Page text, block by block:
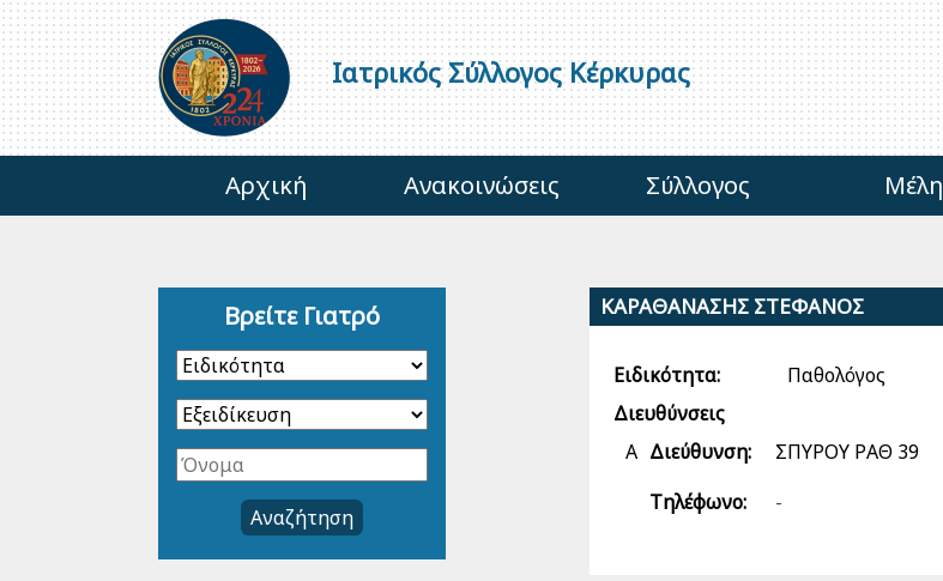
Ιατρικός Σύλλογος Κέρκυρας
Αρχική Ανακοινώσεις Σύλλογος Μέλη
ΚΑΡΑΘΑΝΑΣΗΣ ΣΤΕΦΑΝΟΣ
Ειδικότητα:
Παθολόγος
Διευθύνσεις
Α Διεύθυνση:
ΣΠΥΡΟΥ ΡΑΘ 39
Τηλέφωνο:
-
Βρείτε Γιατρό
Αναζήτηση